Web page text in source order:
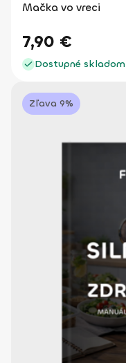
Mačka vo vreci
7,90 €
Dostupné skladom
Zľava 9%